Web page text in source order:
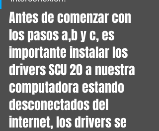
Antes de comenzar con
los pasos a,b y c, es
importante instalar los
drivers SCU 20 a nuestra
computadora estando
desconectados del
internet, los drivers se